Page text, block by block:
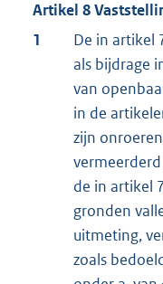
Artikel 8
1
De in artikel
als bijdrage
van
in de
zijn
de in artikel
gronden
uitmeting,
zoals